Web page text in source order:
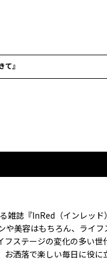
』
雑誌『InRed（インレッド
や美容はもちろん、ライフ
ステージの変化の多い世
洒落で楽しい毎日に役に